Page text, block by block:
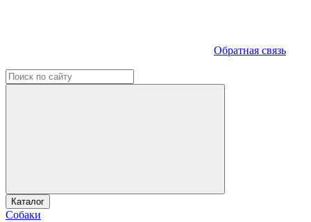
Обратная связь
Каталог
Собаки